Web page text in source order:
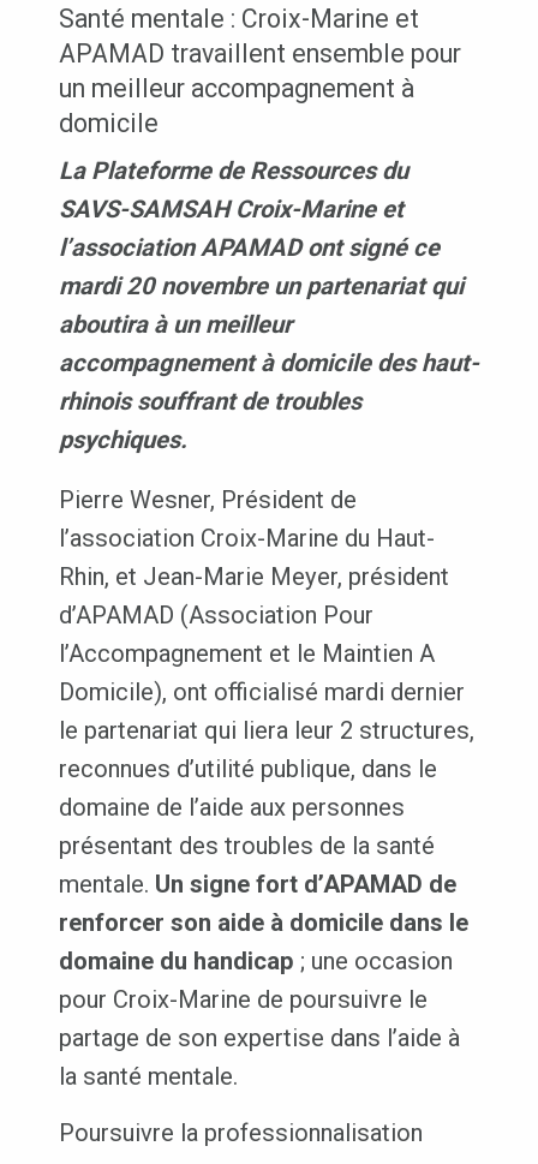
Santé mentale : Croix-Marine et
APAMAD travaillent ensemble pour
un meilleur accompagnement à
domicile
La Plateforme de Ressources du
SAVS-SAMSAH Croix-Marine et
l’association APAMAD ont signé ce
mardi 20 novembre un partenariat qui
aboutira à un meilleur
accompagnement à domicile des haut-
rhinois souffrant de troubles
psychiques.
Pierre Wesner, Président de
l’association Croix-Marine du Haut-
Rhin, et Jean-Marie Meyer, président
d’APAMAD (Association Pour
l’Accompagnement et le Maintien A
Domicile), ont officialisé mardi dernier
le partenariat qui liera leur 2 structures,
reconnues d’utilité publique, dans le
domaine de l’aide aux personnes
présentant des troubles de la santé
mentale. Un signe fort d’APAMAD de
renforcer son aide à domicile dans le
domaine du handicap ; une occasion
pour Croix-Marine de poursuivre le
partage de son expertise dans l’aide à
la santé mentale.
Poursuivre la professionnalisation